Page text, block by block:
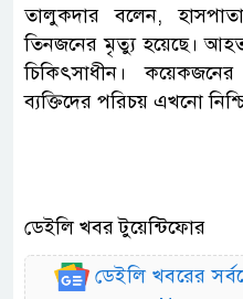
তালুকদার বলেন,
তিনজনের মৃত্যু হয়েছে।
চিকিৎসাধীন।
ব্যক্তিদের পরিচয় এখনো
ডেইলি খবর টুয়েন্টিফোর
ডেইলি খবরের